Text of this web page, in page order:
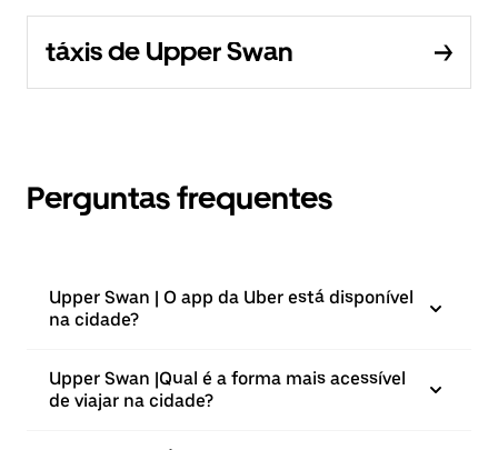
táxis de Upper Swan
Perguntas frequentes
Upper Swan | O app da Uber está disponível
na cidade?
Upper Swan |⁠Qual é a forma mais acessível
de viajar na cidade?